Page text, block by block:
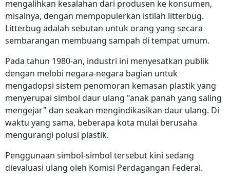
mengalihkan kesalahan dari produsen ke konsumen,
misalnya, dengan mempopulerkan istilah litterbug.
Litterbug adalah sebutan untuk orang yang secara
sembarangan membuang sampah di tempat umum.
Pada tahun 1980-an, industri ini menyesatkan publik
dengan melobi negara-negara bagian untuk
mengadopsi sistem penomoran kemasan plastik yang
menyerupai simbol daur ulang "anak panah yang saling
mengejar" dan seakan mengindikasikan daur ulang. Di
waktu yang sama, beberapa kota mulai berusaha
mengurangi polusi plastik.
Penggunaan simbol-simbol tersebut kini sedang
dievaluasi ulang oleh Komisi Perdagangan Federal.